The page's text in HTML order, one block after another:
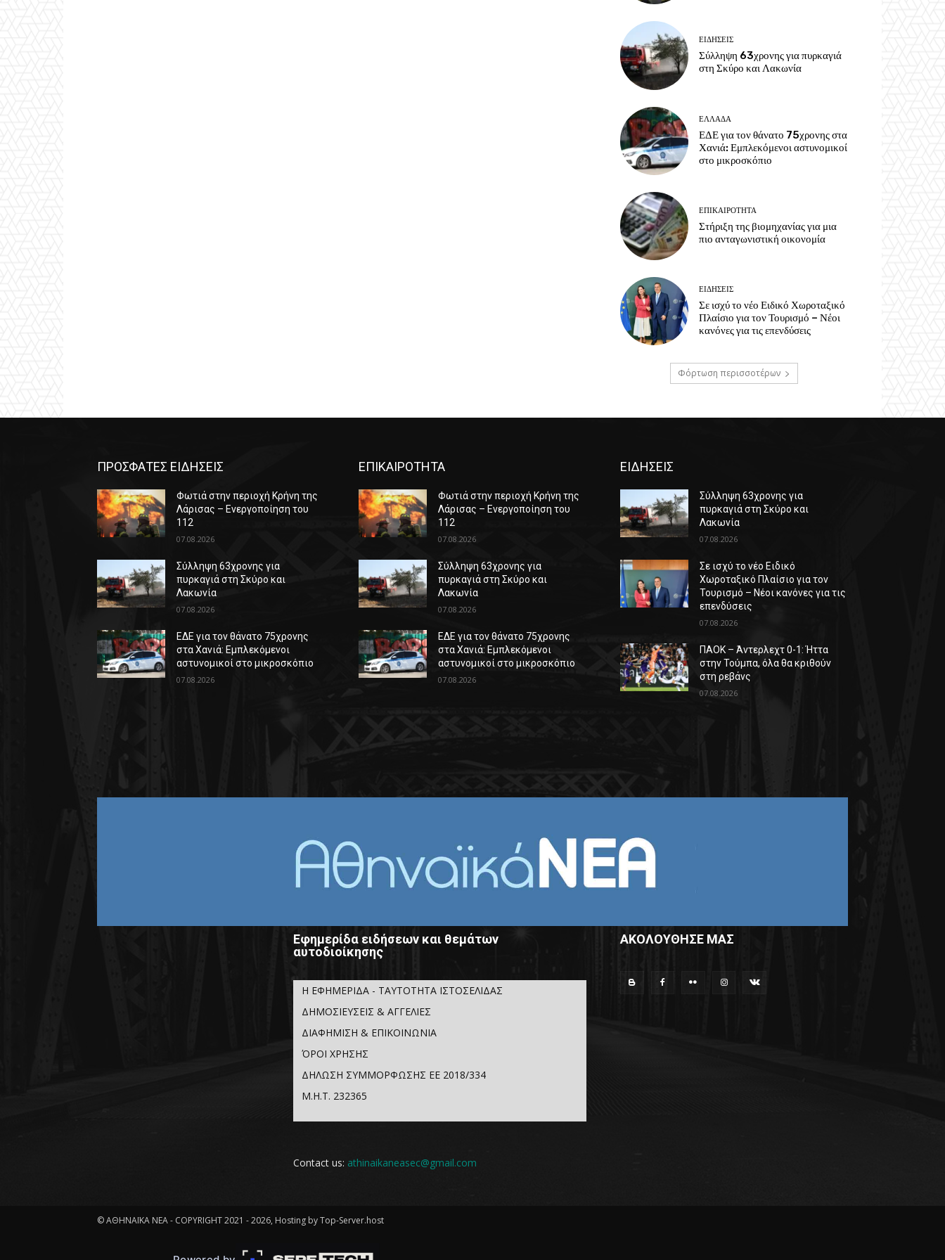
ΕΙΔΗΣΕΙΣ
Σύλληψη 63χρονης για πυρκαγιά
στη Σκύρο και Λακωνία
ΕΛΛΑΔΑ
ΕΔΕ για τον θάνατο 75χρονης στα
Χανιά: Εμπλεκόμενοι αστυνομικοί
στο μικροσκόπιο
ΕΠΙΚΑΙΡΟΤΗΤΑ
Στήριξη της βιομηχανίας για μια
πιο ανταγωνιστική οικονομία
ΕΙΔΗΣΕΙΣ
Σε ισχύ το νέο Ειδικό Χωροταξικό
Πλαίσιο για τον Τουρισμό – Νέοι
κανόνες για τις επενδύσεις
Φόρτωση περισσοτέρων
ΠΡΟΣΦΑΤΕΣ ΕΙΔΗΣΕΙΣ
Φωτιά στην περιοχή Κρήνη της
Λάρισας – Ενεργοποίηση του
112
07.08.2026
Σύλληψη 63χρονης για
πυρκαγιά στη Σκύρο και
Λακωνία
07.08.2026
ΕΔΕ για τον θάνατο 75χρονης
στα Χανιά: Εμπλεκόμενοι
αστυνομικοί στο μικροσκόπιο
07.08.2026
ΕΠΙΚΑΙΡΟΤΗΤΑ
Φωτιά στην περιοχή Κρήνη της
Λάρισας – Ενεργοποίηση του
112
07.08.2026
Σύλληψη 63χρονης για
πυρκαγιά στη Σκύρο και
Λακωνία
07.08.2026
ΕΔΕ για τον θάνατο 75χρονης
στα Χανιά: Εμπλεκόμενοι
αστυνομικοί στο μικροσκόπιο
07.08.2026
ΕΙΔΗΣΕΙΣ
Σύλληψη 63χρονης για
πυρκαγιά στη Σκύρο και
Λακωνία
07.08.2026
Σε ισχύ το νέο Ειδικό
Χωροταξικό Πλαίσιο για τον
Τουρισμό – Νέοι κανόνες για τις
επενδύσεις
07.08.2026
ΠΑΟΚ – Άντερλεχτ 0-1: Ήττα
στην Τούμπα, όλα θα κριθούν
στη ρεβάνς
07.08.2026
Εφημερίδα ειδήσεων και θεμάτων
αυτοδιοίκησης
Η ΕΦΗΜΕΡΙΔΑ - ΤΑΥΤΟΤΗΤΑ ΙΣΤΟΣΕΛΙΔΑΣ
ΔΗΜΟΣΙΕΥΣΕΙΣ & ΑΓΓΕΛΙΕΣ
ΔΙΑΦΗΜΙΣΗ & ΕΠΙΚΟΙΝΩΝΙΑ
ΌΡΟΙ ΧΡΗΣΗΣ
ΔΗΛΩΣΗ ΣΥΜΜΟΡΦΩΣΗΣ ΕΕ 2018/334
Μ.Η.Τ. 232365
Contact us: athinaikaneasec@gmail.com
ΑΚΟΛΟΥΘΗΣΕ ΜΑΣ
© ΑΘΗΝΑΪΚΑ ΝΕΑ - COPYRIGHT 2021 - 2026, Hosting by Top-Server.host